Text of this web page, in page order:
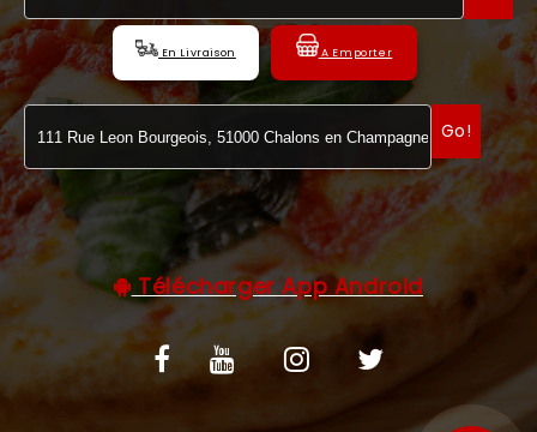
En Livraison A Emporter
Go!
Télécharger App Android